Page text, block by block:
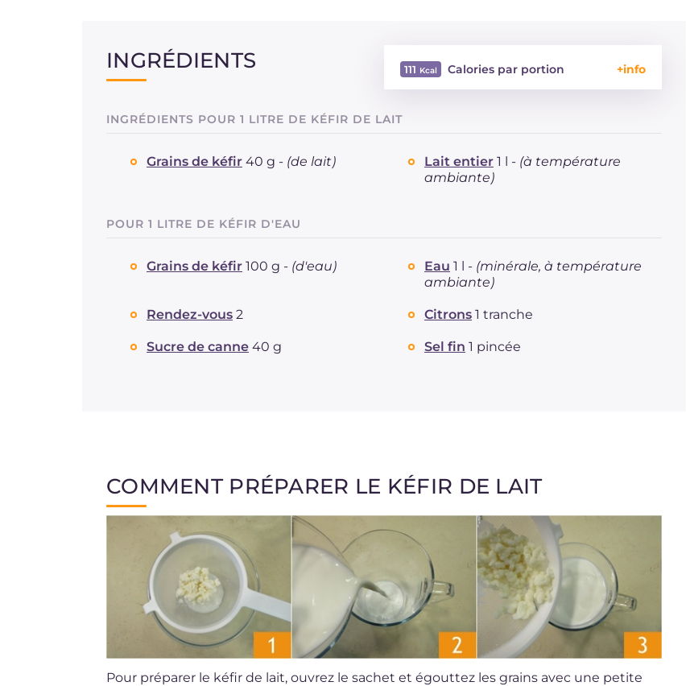
INGRÉDIENTS 111 Calories par portion
Glucides
Protéine g
Graisses
INGRÉDIENTS POUR 1 LITRE DE KÉFIR DE LAIT
Grains de kéfir 40 g - (de lait) Lait entier 1 l - (à température
ambiante)
POUR 1 LITRE DE KÉFIR D'EAU
Grains de kéfir 100 g - (d'eau) Eau 1 l - (minérale, à température
ambiante)
Rendez-vous 2 Citrons 1 tranche
Sucre de canne 40 g Sel fin 1 pincée
COMMENT PRÉPARER LE KÉFIR DE LAIT
Pour préparer le kéfir de lait, ouvrez le sachet et égouttez les grains avec une petite